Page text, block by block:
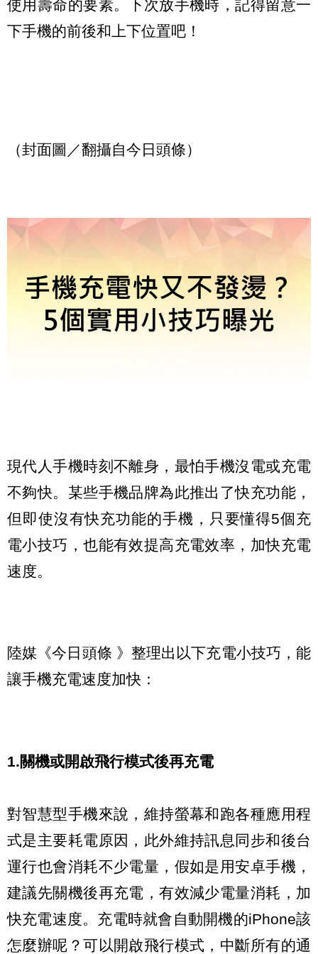
使用壽命的要素。下次放手機時，記得留意一
下手機的前後和上下位置吧！
（封面圖／翻攝自今日頭條）
現代人手機時刻不離身，最怕手機沒電或充電
不夠快。某些手機品牌為此推出了快充功能，
但即使沒有快充功能的手機，只要懂得5個充
電小技巧，也能有效提高充電效率，加快充電
速度。
陸媒《今日頭條 》整理出以下充電小技巧，能
讓手機充電速度加快：
1.關機或開啟飛行模式後再充電
對智慧型手機來說，維持螢幕和跑各種應用程
式是主要耗電原因，此外維持訊息同步和後台
運行也會消耗不少電量，假如是用安卓手機，
建議先關機後再充電，有效減少電量消耗，加
快充電速度。充電時就會自動開機的iPhone該
怎麼辦呢？可以開啟飛行模式，中斷所有的通